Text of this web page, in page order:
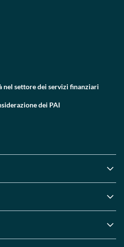
settore dei servizi finanziari
dei PAI